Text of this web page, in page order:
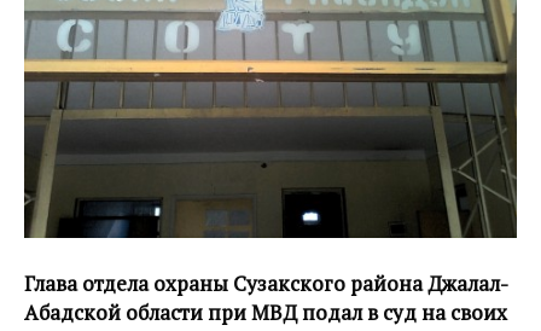
Глава отдела охраны Сузакского района Джалал-
Абадской области при МВД подал в суд на своих